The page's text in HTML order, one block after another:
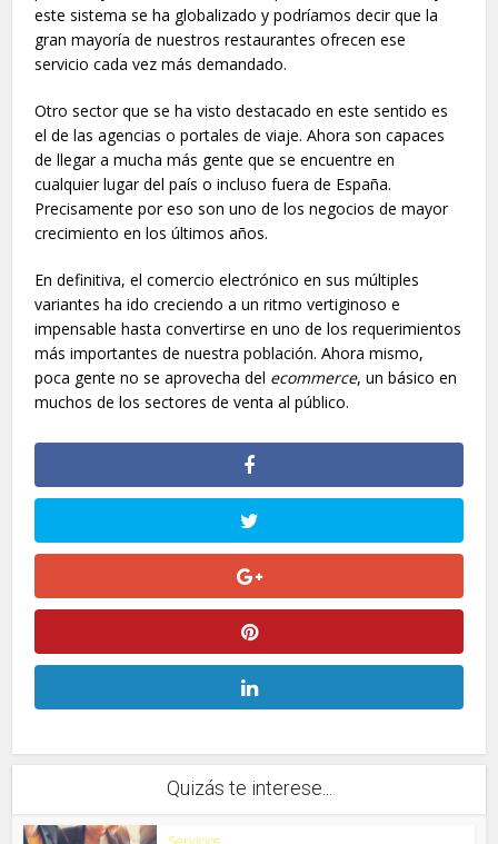
este sistema se ha globalizado y podríamos decir que la
gran mayoría de nuestros restaurantes ofrecen ese
servicio cada vez más demandado.
Otro sector que se ha visto destacado en este sentido es
el de las agencias o portales de viaje. Ahora son capaces
de llegar a mucha más gente que se encuentre en
cualquier lugar del país o incluso fuera de España.
Precisamente por eso son uno de los negocios de mayor
crecimiento en los últimos años.
En definitiva, el comercio electrónico en sus múltiples
variantes ha ido creciendo a un ritmo vertiginoso e
impensable hasta convertirse en uno de los requerimientos
más importantes de nuestra población. Ahora mismo,
poca gente no se aprovecha del ecommerce, un básico en
muchos de los sectores de venta al público.
Quizás te interese...